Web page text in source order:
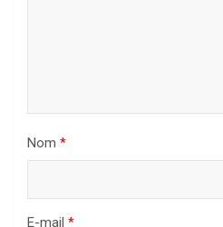
Nom *
E-mail *